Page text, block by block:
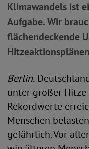
Klimawandels ist
Aufgabe. Wir
flächendeckende
Berlin.
unter großer
Rekordwerte
Menschen
gefährlich. Vor